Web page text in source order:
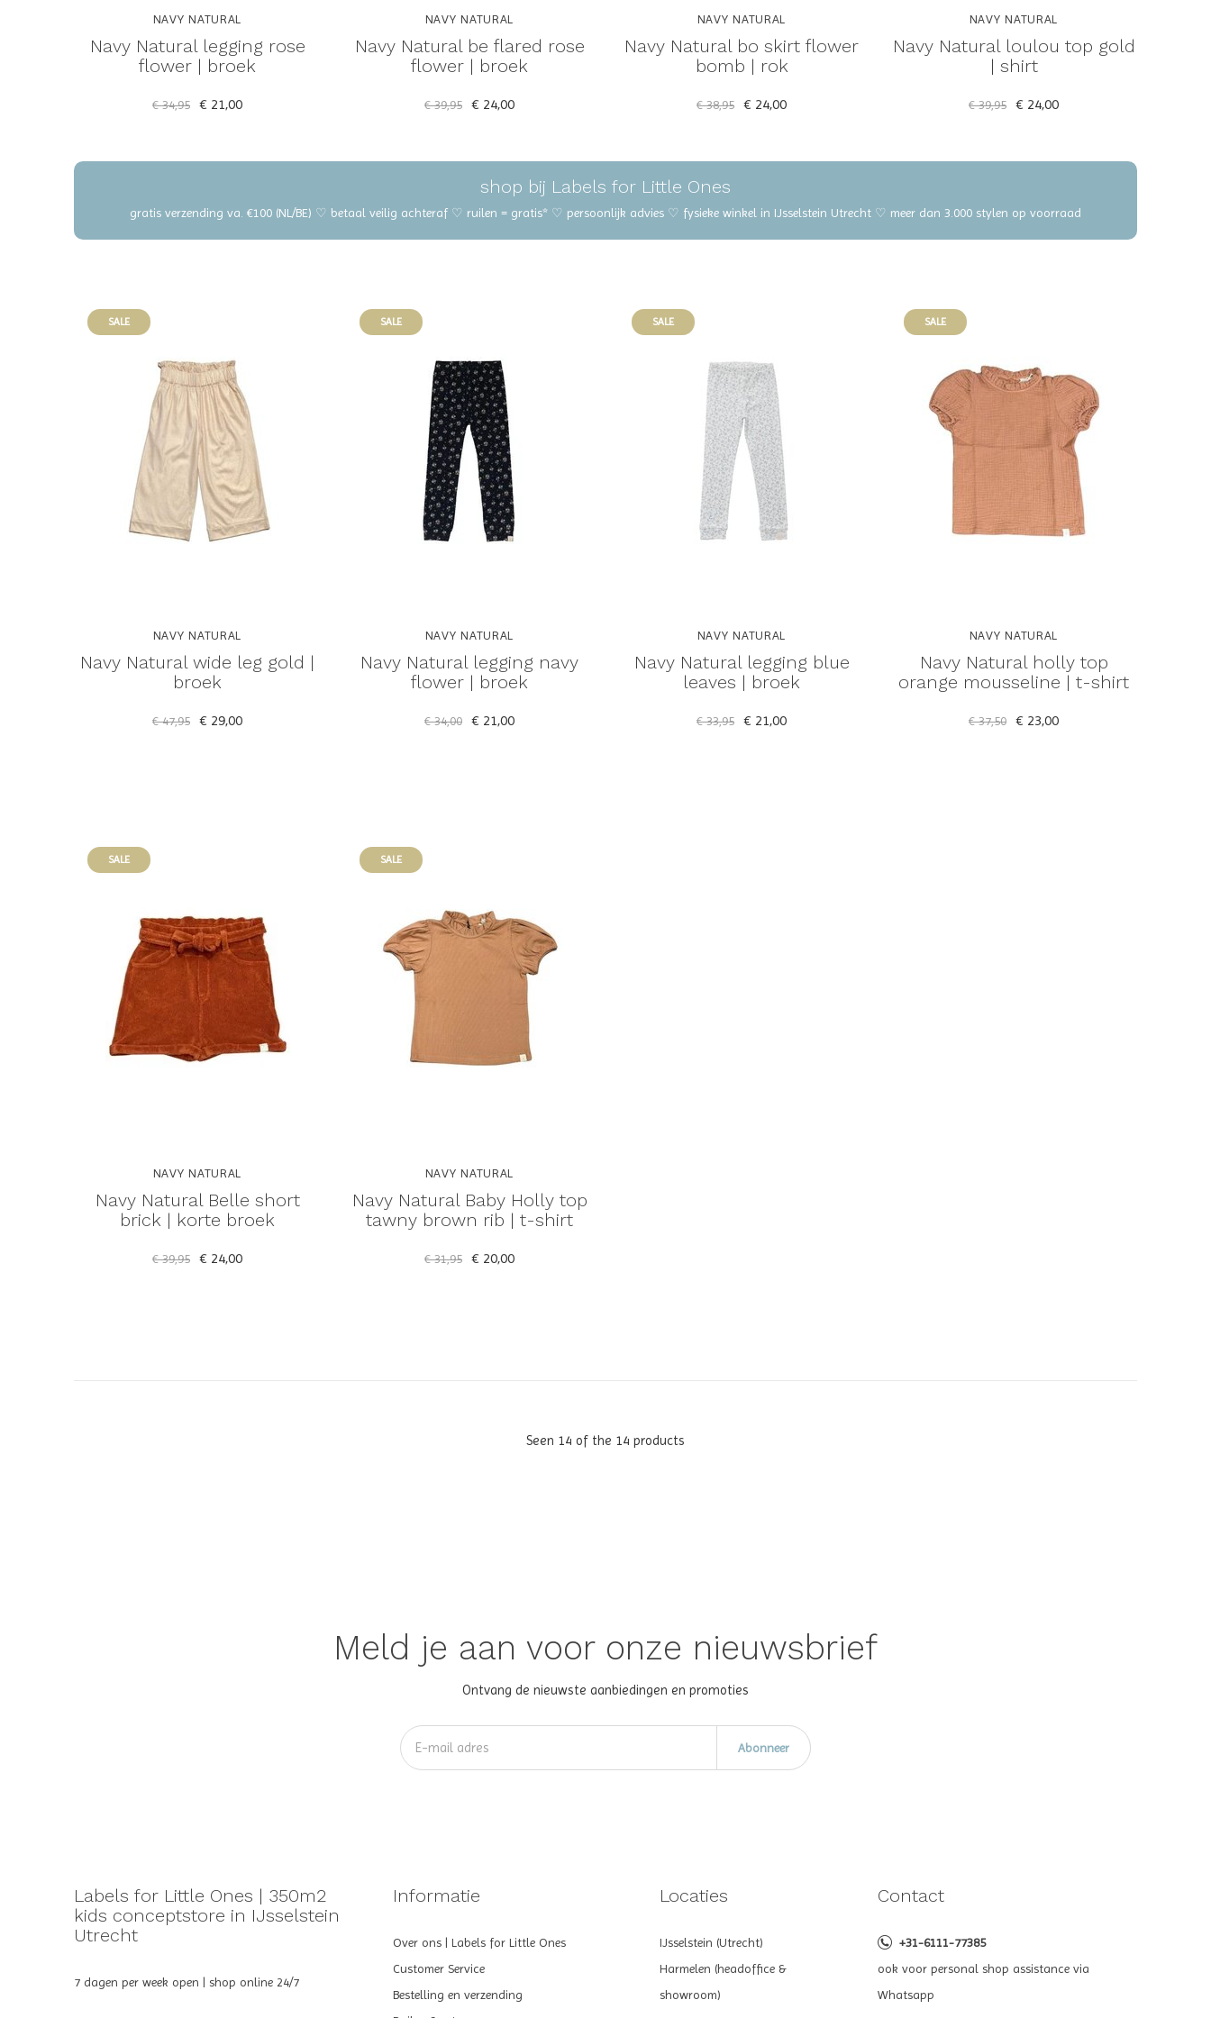
NAVY NATURAL
Navy Natural legging rose
flower | broek
€ 34,95 € 21,00
NAVY NATURAL
Navy Natural be flared rose
flower | broek
€ 39,95 € 24,00
NAVY NATURAL
Navy Natural bo skirt flower
bomb | rok
€ 38,95 € 24,00
NAVY NATURAL
Navy Natural loulou top gold
| shirt
€ 39,95 € 24,00
shop bij Labels for Little Ones
gratis verzending va. €100 (NL/BE) ♡ betaal veilig achteraf ♡ ruilen = gratis* ♡ persoonlijk advies ♡ fysieke winkel in IJsselstein Utrecht ♡ meer dan 3.000 stylen op voorraad
SALE
NAVY NATURAL
Navy Natural wide leg gold |
broek
€ 47,95 € 29,00
SALE
NAVY NATURAL
Navy Natural legging navy
flower | broek
€ 34,00 € 21,00
SALE
NAVY NATURAL
Navy Natural legging blue
leaves | broek
€ 33,95 € 21,00
SALE
NAVY NATURAL
Navy Natural holly top
orange mousseline | t-shirt
€ 37,50 € 23,00
SALE
NAVY NATURAL
Navy Natural Belle short
brick | korte broek
€ 39,95 € 24,00
SALE
NAVY NATURAL
Navy Natural Baby Holly top
tawny brown rib | t-shirt
€ 31,95 € 20,00
Seen 14 of the 14 products
Meld je aan voor onze nieuwsbrief
Ontvang de nieuwste aanbiedingen en promoties
Abonneer
Labels for Little Ones | 350m2
kids conceptstore in IJsselstein
Utrecht
7 dagen per week open | shop online 24/7
Informatie
Over ons | Labels for Little Ones
Customer Service
Bestelling en verzending
Locaties
IJsselstein (Utrecht)
Harmelen (headoffice &
showroom)
Contact
+31-6111-77385
ook voor personal shop assistance via
Whatsapp